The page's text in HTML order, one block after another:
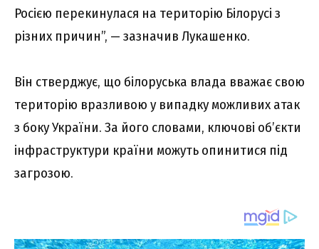
Росією перекинулася на територію Білорусі з
різних причин”, — зазначив Лукашенко.
Він стверджує, що білоруська влада вважає свою
територію вразливою у випадку можливих атак
з боку України. За його словами, ключові об’єкти
інфраструктури країни можуть опинитися під
загрозою.